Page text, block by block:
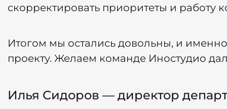
скорректировать приоритеты и работу
Итогом мы остались довольны, и
проекту. Желаем команде Иностудио
Илья Сидоров — директор